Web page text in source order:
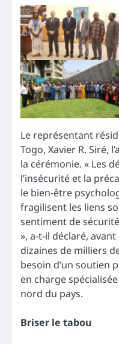
Le représentant
Togo, Xavier R. Siré,
la cérémonie. « Les
l’insécurité et la
le bien-être
fragilisent les liens
sentiment de
», a-t-il déclaré,
dizaines de milliers
besoin d’un soutien
en charge
nord du pays.
Briser le tabou